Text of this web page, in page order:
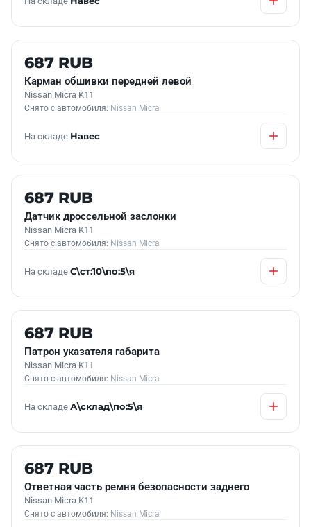
Б/У В НАЛИЧИИ
687 RUB
Карман обшивки передней левой
Nissan Micra K11
Снято с автомобиля: Nissan Micra
На складе Навес
Б/У В НАЛИЧИИ
687 RUB
Датчик дроссельной заслонки
Nissan Micra K11
Снято с автомобиля: Nissan Micra
На складе С\ст:10\по:5\я
Б/У В НАЛИЧИИ
687 RUB
Патрон указателя габарита
Nissan Micra K11
Снято с автомобиля: Nissan Micra
На складе А\склад\по:5\я
Б/У В НАЛИЧИИ
687 RUB
Ответная часть ремня безопасности заднего
Nissan Micra K11
Снято с автомобиля: Nissan Micra